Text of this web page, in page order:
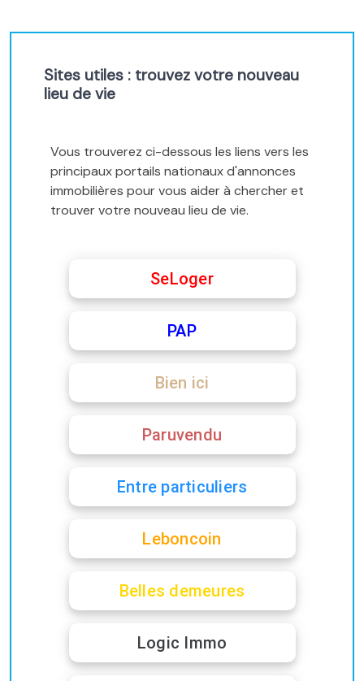
Sites utiles : trouvez votre nouveau
lieu de vie
Vous trouverez ci-dessous les liens vers les
principaux portails nationaux d'annonces
immobilières pour vous aider à chercher et
trouver votre nouveau lieu de vie.
SeLoger
PAP
Bien ici
Paruvendu
Entre particuliers
Leboncoin
Belles demeures
Logic Immo